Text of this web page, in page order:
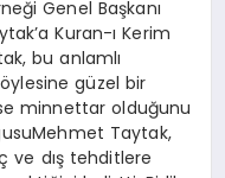
Genel Başkanı
Kuran-ı Kerim
bu anlamlı
güzel bir
minnettar olduğunu
Taytak,
ve dış tehditlere